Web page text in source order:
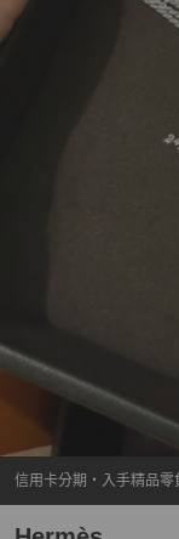
信用卡分期・入手精品零